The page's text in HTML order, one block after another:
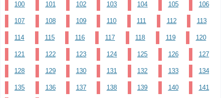
100 101 102 103 104 105 106
107 108 109 110 111 112 113
114 115 116 117 118 119 120
121 122 123 124 125 126 127
128 129 130 131 132 133 134
135 136 137 138 139 140 141